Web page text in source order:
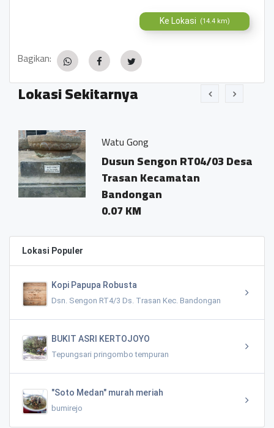
Ke Lokasi (14.4 km)
Bagikan:
Lokasi Sekitarnya
Watu Gong
Dusun Sengon RT04/03 Desa
Trasan Kecamatan
Bandongan
Lokasi Populer
Kopi Papupa Robusta
Dsn. Sengon RT4/3 Ds. Trasan Kec. Bandongan
BUKIT ASRI KERTOJOYO
Tepungsari pringombo tempuran
"Soto Medan" murah meriah
bumirejo